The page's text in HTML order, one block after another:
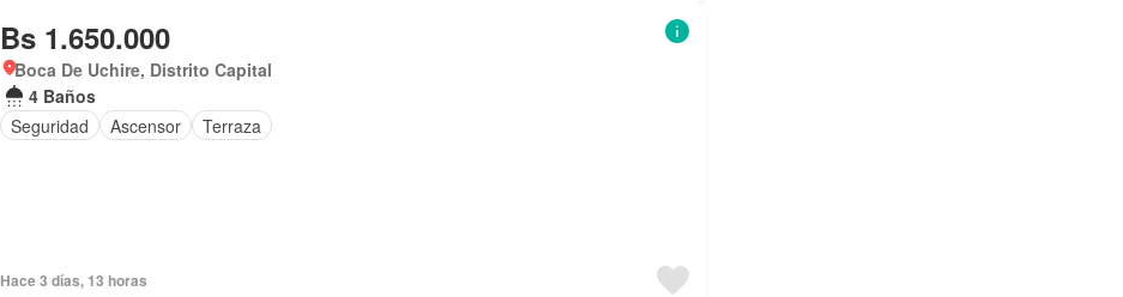
Bs 1.650.000
Boca De Uchire, Distrito Capital
4 Baños
Seguridad
Ascensor Terraza
Hace 3 días, 13 horas